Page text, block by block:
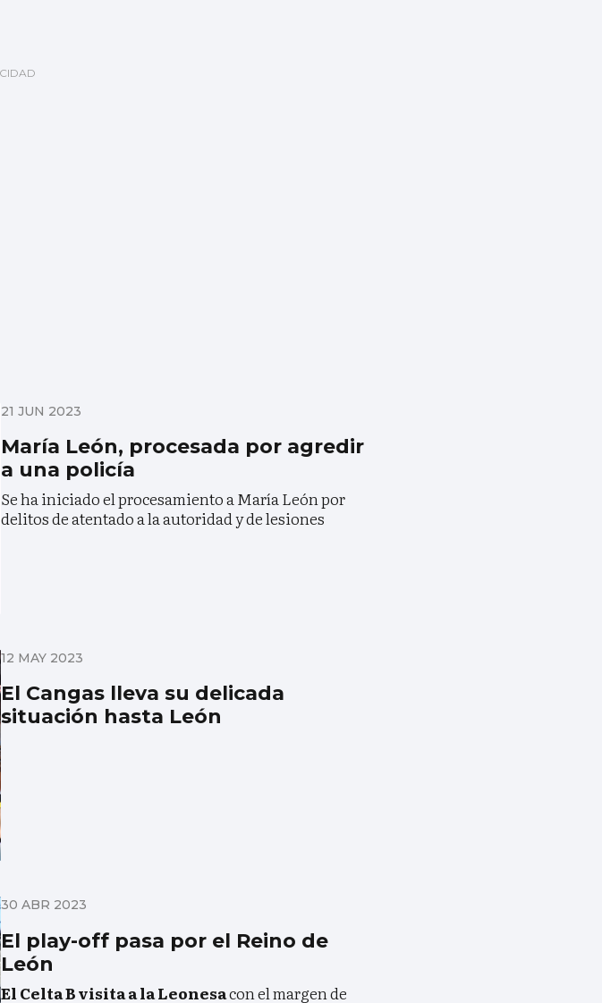
21 JUN 2023
María León, procesada por agredir
a una policía
Se ha iniciado el procesamiento a María León por
delitos de atentado a la autoridad y de lesiones
12 MAY 2023
El Cangas lleva su delicada
situación hasta León
30 ABR 2023
El play-off pasa por el Reino de
León
El Celta B visita a la Leonesacon el margen de